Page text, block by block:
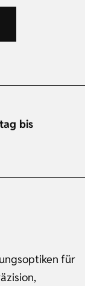
bis
für